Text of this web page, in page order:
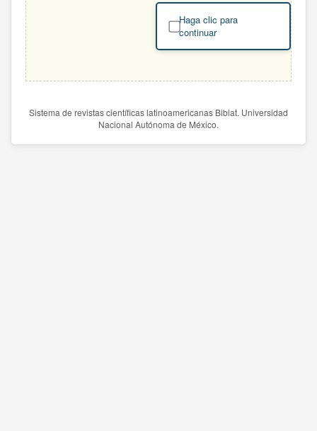
Haga clic para
continuar
Sistema de revistas científicas latinoamericanas Biblat. Universidad
Nacional Autónoma de México.